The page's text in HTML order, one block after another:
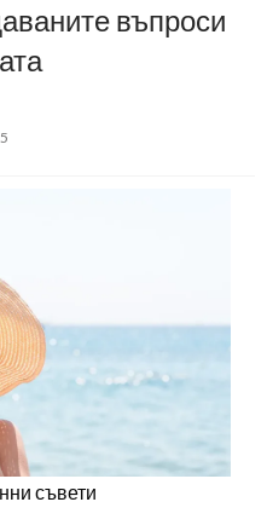
въпроси
съвети